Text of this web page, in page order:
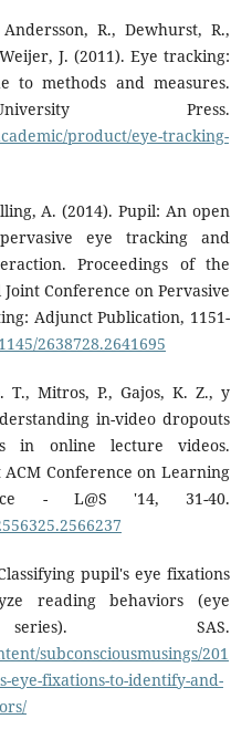
R., Dewhurst, R.,
J. (2011). Eye tracking:
to methods and measures.
Press.
product/eye-tracking-
A. (2014). Pupil: An open
eye tracking and
Proceedings of the
Conference on Pervasive
Adjunct Publication, 1151-
2638728.2641695
T., Mitros, P., Gajos, K. Z., y
in-video dropouts
in online lecture videos.
Conference on Learning
- L@S '14, 31-40.
pupil's eye fixations
reading behaviors (eye
SAS.
subconsciousmusings/201
eye-fixations-to-identify-and-